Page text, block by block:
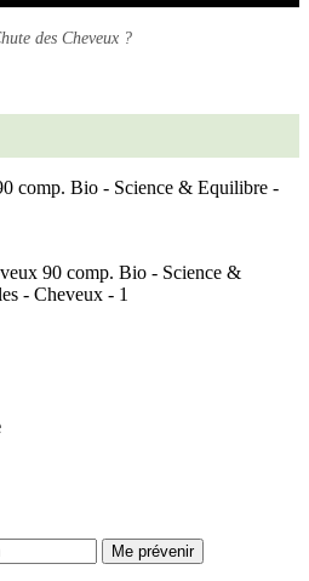
des Cheveux ?
Me prévenir